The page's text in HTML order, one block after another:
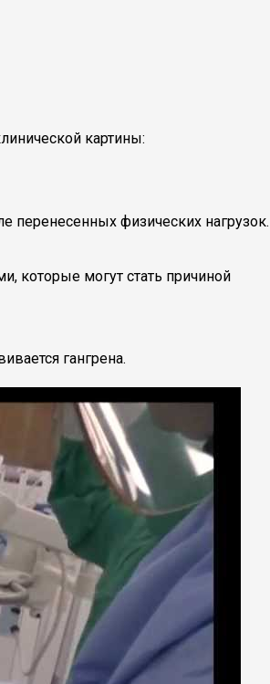
картины:
перенесенных физических нагрузок.
которые могут стать причиной
гангрена.